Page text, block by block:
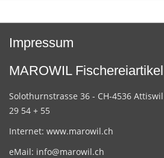
Impressum
MAROWIL Fischereiartikel
Solothurnstrasse 36 - CH-4536 Attiswil
29 54 + 55
Internet: www.marowil.ch
eMail: info@marowil.ch